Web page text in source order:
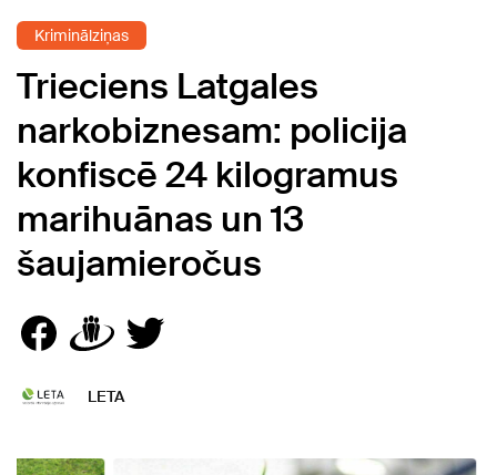
Kriminālziņas
Trieciens Latgales
narkobiznesam: policija
konfiscē 24 kilogramus
marihuānas un 13
šaujamieročus
LETA